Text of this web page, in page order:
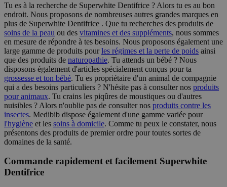
Tu es à la recherche de Superwhite Dentifrice ? Alors tu es au bon
endroit. Nous proposons de nombreuses autres grandes marques en
plus de Superwhite Dentifrice . Que tu recherches des produits de
soins de la peau ou des vitamines et des suppléments, nous sommes
en mesure de répondre à tes besoins. Nous proposons également une
large gamme de produits pourles régimes et la perte de poids ainsi
que des produits de naturopathie. Tu attends un bébé ? Nous
disposons également d'articles spécialement conçus pour ta
grossesse et ton bébé. Tu es propriétaire d'un animal de compagnie
qui a des besoins particuliers ? N'hésite pas à consulter nos produits
pour animaux. Tu crains les piqûres de moustiques ou d'autres
nuisibles ? Alors n'oublie pas de consulter nos produits contre les
insectes. Medibib dispose également d'une gamme variée pour
l'hygiène et les soins à domicile. Comme tu peux le constater, nous
présentons des produits de premier ordre pour toutes sortes de
domaines de la santé.
Commande rapidement et facilement Superwhite
Dentifrice